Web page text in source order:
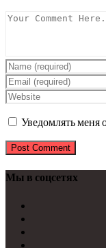
Уведомлять меня
Мы в соцсетях